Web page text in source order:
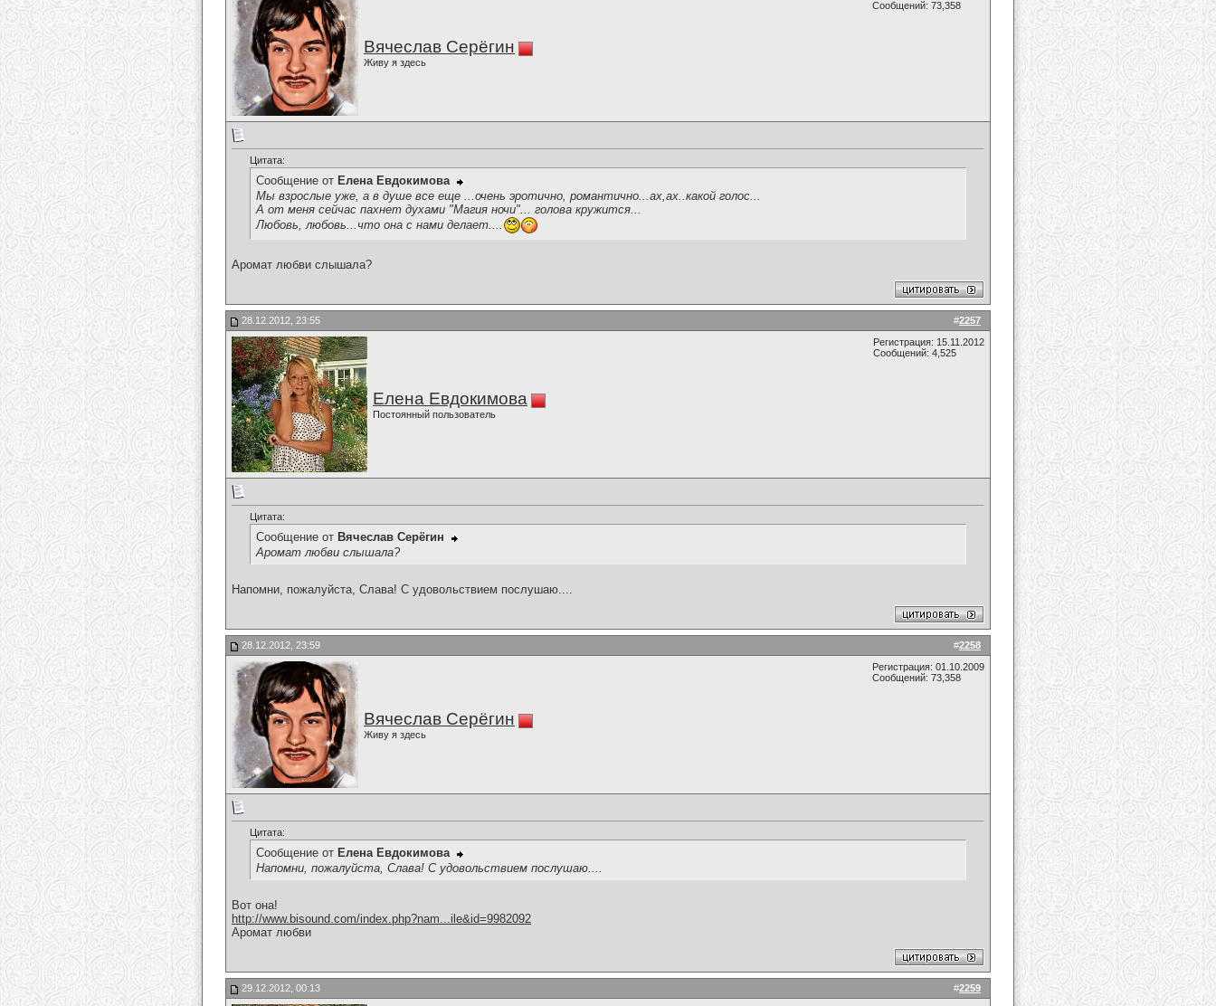
Вячеслав Серёгин
Живу я здесь
Сообщений: 73,358
Цитата:
Сообщение от Елена Евдокимова
Мы взрослые уже, а в душе все еще ...очень эротично, романтично...ах,ах..какой голос...
А от меня сейчас пахнет духами "Магия ночи"... голова кружится...
Любовь, любовь...что она с нами делает....
Аромат любви слышала?
#2257
28.12.2012, 23:55
Елена Евдокимова
Постоянный пользователь
Регистрация: 15.11.2012
Сообщений: 4,525
Цитата:
Сообщение от Вячеслав Серёгин
Аромат любви слышала?
Напомни, пожалуйста, Слава! С удовольствием послушаю....
#2258
28.12.2012, 23:59
Вячеслав Серёгин
Живу я здесь
Регистрация: 01.10.2009
Сообщений: 73,358
Цитата:
Сообщение от Елена Евдокимова
Напомни, пожалуйста, Слава! С удовольствием послушаю....
Вот она!
http://www.bisound.com/index.php?nam...ile&id=9982092
Аромат любви
#2259
29.12.2012, 00:13